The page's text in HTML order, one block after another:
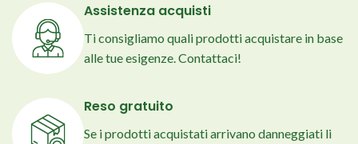
Assistenza acquisti
Ti consigliamo quali prodotti acquistare in base
alle tue esigenze. Contattaci!
Reso gratuito
Se i prodotti acquistati arrivano danneggiati li